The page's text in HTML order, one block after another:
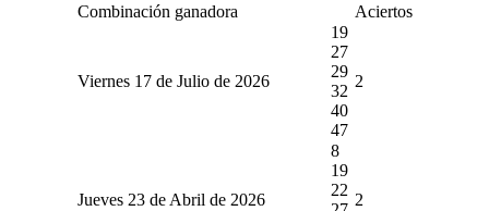
Combinación ganadora Aciertos
Viernes 17 de Julio de 2026
19
27
29
32
40
47
2
Jueves 23 de Abril de 2026
8
19
22
2